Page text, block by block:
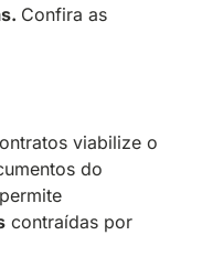
Confira as
viabilize o
do
contraídas por